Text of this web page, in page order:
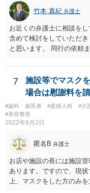
竹本 真紀 弁護士
お近くの弁護士に相談を
含めて検討をしていただ
と思います。 同行の依頼
7
施設等でマスク
場合は慰謝料を
#歯科・歯医者 #産婦人科 #介
#美容整形
2022年9月2日
匿名B 弁護士
お店や施設の長には施設
あります。ですので、現
上、マスクをした方のみ